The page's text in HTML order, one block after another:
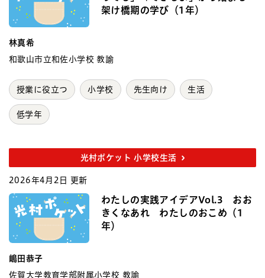
架け橋期の学び（1年）
林真希
和歌山市立和佐小学校 教諭
授業に役立つ 小学校 先生向け 生活
低学年
光村ポケット 小学校生活
2026年4月2日 更新
わたしの実践アイデアVol.3 おお
きくなあれ わたしのおこめ（1
年）
嶋田恭子
佐賀大学教育学部附属小学校 教諭